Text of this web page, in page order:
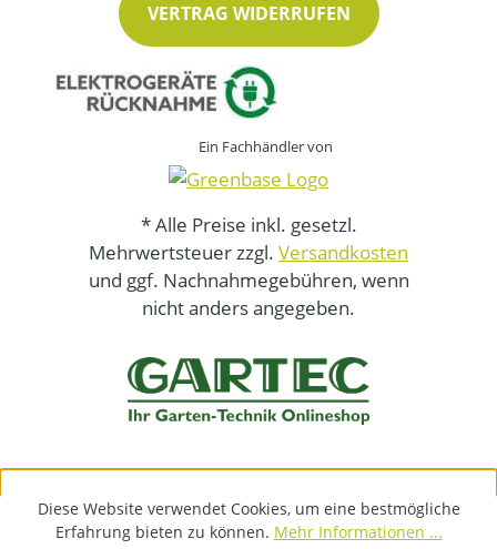
VERTRAG WIDERRUFEN
Ein Fachhändler von
* Alle Preise inkl. gesetzl.
Mehrwertsteuer zzgl. Versandkosten
und ggf. Nachnahmegebühren, wenn
nicht anders angegeben.
Diese Website verwendet Cookies, um eine bestmögliche
Erfahrung bieten zu können. Mehr Informationen ...